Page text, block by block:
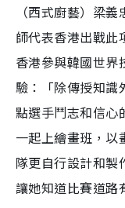
（西式廚藝）梁
師代表香港出戰
香港參與韓國世界
驗：「除傳授知識
點選手鬥志和信心
一起上繪畫班，以
隊更自行設計和製
讓她知道比賽道路